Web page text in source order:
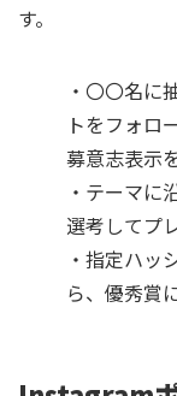
す。
・〇〇名
トをフォロ
募意志表示
・テーマに
選考してプ
・指定ハッ
ら、優秀賞